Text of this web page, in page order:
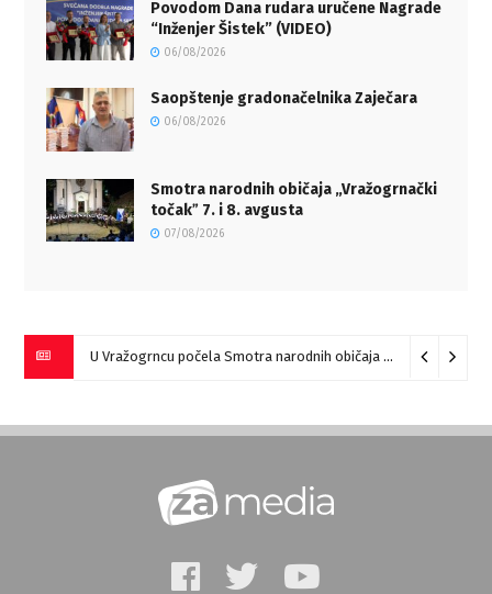
Povodom Dana rudara uručene Nagrade
“Inženjer Šistek” (VIDEO)
06/08/2026
Saopštenje gradonačelnika Zaječara
06/08/2026
Smotra narodnih običaja „Vražogrnački
točakˮ 7. i 8. avgusta
07/08/2026
U Vražogrncu počela Smotra narodnih običaja „Vražogrnački točak“